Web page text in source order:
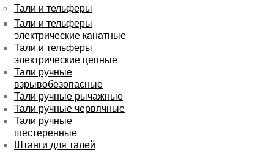
Тали и тельферы
Тали и тельферы
электрические канатные
Тали и тельферы
электрические цепные
Тали ручные
взрывобезопасные
Тали ручные рычажные
Тали ручные червячные
Тали ручные
шестеренные
Штанги для талей